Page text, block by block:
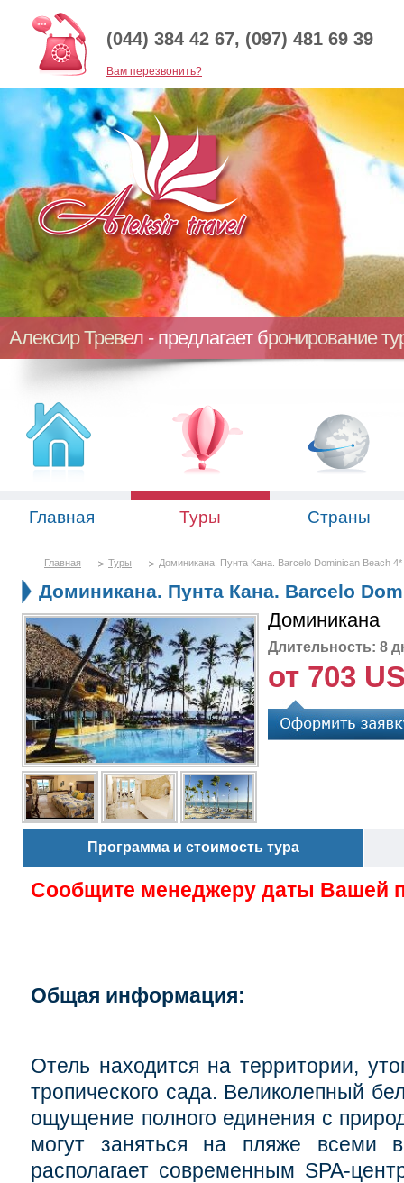
(044) 384 42 67, (097) 481 69 39
Baм перезвонить?
Алексир Тревел - предлагает бронирование
Главная Туры Страны
Главная Туры Доминикана. Пунта Кана. Barcelo Dominican Beach 4*
Доминикана. Пунта Кана. Barcelo
Доминикана
Длительность: 8
от 703
Программа и стоимость тура
Сообщите менеджеру даты Вашей
Общая информация:
Отель находится на территории,
тропического сада. Великолепный
ощущение полного единения с
могут заняться на пляже всеми
располагает современным SPA-